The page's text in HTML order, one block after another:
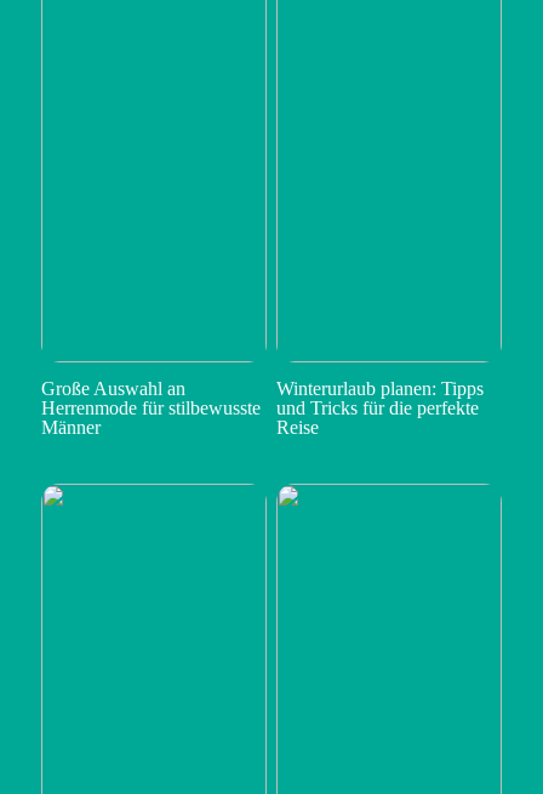
Große Auswahl an
Herrenmode für stilbewusste
Männer
Winterurlaub planen: Tipps
und Tricks für die perfekte
Reise